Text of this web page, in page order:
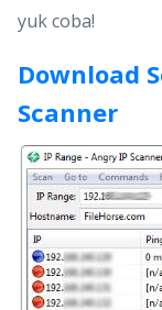
yuk coba!
Download
Scanner